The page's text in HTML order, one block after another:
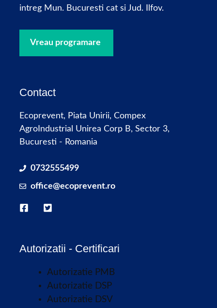
intreg Mun. Bucuresti cat si Jud. Ilfov.
Vreau programare
Contact
Ecoprevent, Piata Unirii, Compex
AgroIndustrial Unirea Corp B, Sector 3,
Bucuresti - Romania
0732555499
office@ecoprevent.ro
Autorizatii - Certificari
Autorizatie PMB
Autorizatie DSP
Autorizatie DSV